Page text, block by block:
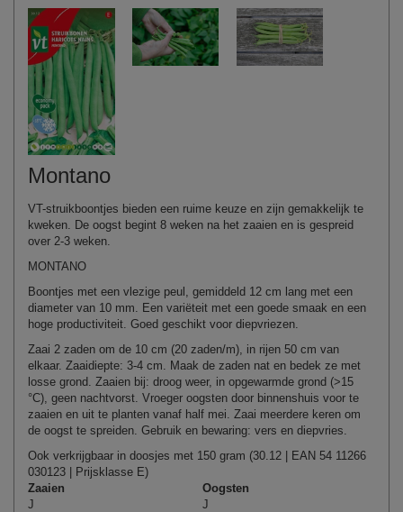
Montano
VT-struikboontjes bieden een ruime keuze en zijn gemakkelijk te
kweken. De oogst begint 8 weken na het zaaien en is gespreid
over 2-3 weken.
MONTANO
Boontjes met een vlezige peul, gemiddeld 12 cm lang met een
diameter van 10 mm. Een variëteit met een goede smaak en een
hoge productiviteit. Goed geschikt voor diepvriezen.
Zaai 2 zaden om de 10 cm (20 zaden/m), in rijen 50 cm van
elkaar. Zaaidiepte: 3-4 cm. Maak de zaden nat en bedek ze met
losse grond. Zaaien bij: droog weer, in opgewarmde grond (>15
°C), geen nachtvorst. Vroeger oogsten door binnenshuis voor te
zaaien en uit te planten vanaf half mei. Zaai meerdere keren om
de oogst te spreiden. Gebruik en bewaring: vers en diepvries.
Ook verkrijgbaar in doosjes met 150 gram (30.12 | EAN 54 11266
030123 | Prijsklasse E)
Zaaien
Oogsten
J
J